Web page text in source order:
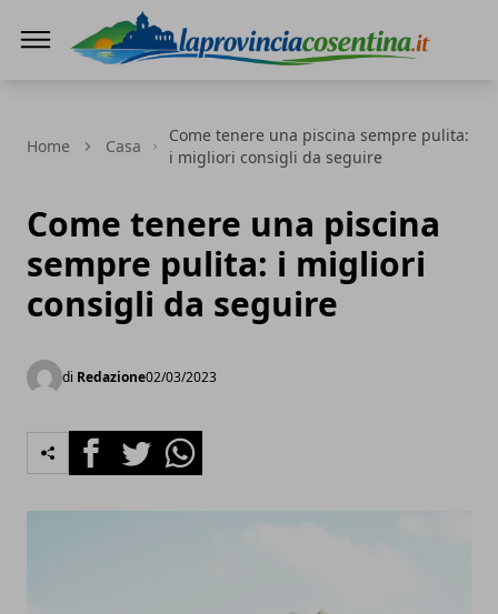
Home Casa
Come tenere una piscina sempre pulita:
i migliori consigli da seguire
Come tenere una piscina
sempre pulita: i migliori
consigli da seguire
di Redazione02/03/2023
FacebookTwitterWhatsapp